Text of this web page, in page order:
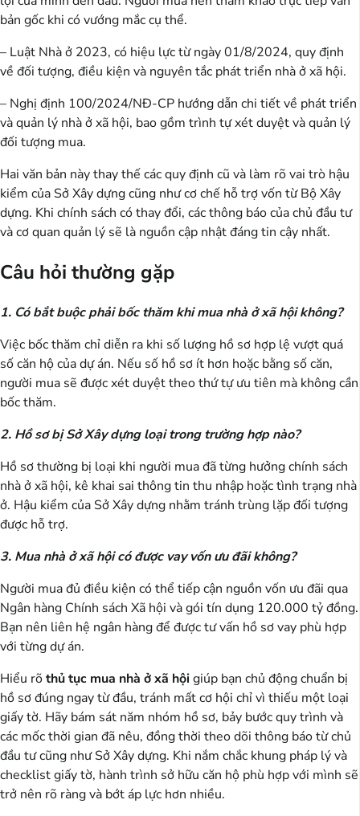
bản gốc khi có vướng mắc cụ thể.
– Luật Nhà ở 2023, có hiệu lực từ ngày 01/8/2024, quy định
về đối tượng, điều kiện và nguyên tắc phát triển nhà ở xã hội.
– Nghị định 100/2024/NĐ-CP hướng dẫn chi tiết về phát triển
và quản lý nhà ở xã hội, bao gồm trình tự xét duyệt và quản lý
đối tượng mua.
Hai văn bản này thay thế các quy định cũ và làm rõ vai trò hậu
kiểm của Sở Xây dựng cũng như cơ chế hỗ trợ vốn từ Bộ Xây
dựng. Khi chính sách có thay đổi, các thông báo của chủ đầu tư
và cơ quan quản lý sẽ là nguồn cập nhật đáng tin cậy nhất.
Câu hỏi thường gặp
1. Có bắt buộc phải bốc thăm khi mua nhà ở xã hội không?
Việc bốc thăm chỉ diễn ra khi số lượng hồ sơ hợp lệ vượt quá
số căn hộ của dự án. Nếu số hồ sơ ít hơn hoặc bằng số căn,
người mua sẽ được xét duyệt theo thứ tự ưu tiên mà không cần
bốc thăm.
2. Hồ sơ bị Sở Xây dựng loại trong trường hợp nào?
Hồ sơ thường bị loại khi người mua đã từng hưởng chính sách
nhà ở xã hội, kê khai sai thông tin thu nhập hoặc tình trạng nhà
ở. Hậu kiểm của Sở Xây dựng nhằm tránh trùng lặp đối tượng
được hỗ trợ.
3. Mua nhà ở xã hội có được vay vốn ưu đãi không?
Người mua đủ điều kiện có thể tiếp cận nguồn vốn ưu đãi qua
Ngân hàng Chính sách Xã hội và gói tín dụng 120.000 tỷ đồng.
Bạn nên liên hệ ngân hàng để được tư vấn hồ sơ vay phù hợp
với từng dự án.
Hiểu rõthủ tục mua nhà ở xã hộigiúp bạn chủ động chuẩn bị
hồ sơ đúng ngay từ đầu, tránh mất cơ hội chỉ vì thiếu một loại
giấy tờ. Hãy bám sát năm nhóm hồ sơ, bảy bước quy trình và
các mốc thời gian đã nêu, đồng thời theo dõi thông báo từ chủ
đầu tư cũng như Sở Xây dựng. Khi nắm chắc khung pháp lý và
checklist giấy tờ, hành trình sở hữu căn hộ phù hợp với mình sẽ
trở nên rõ ràng và bớt áp lực hơn nhiều.